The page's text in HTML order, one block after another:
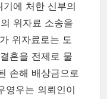
에 처한 신부의
위자료 소송을
위자료로는 도
혼을 전제로 물
손해 배상금으로
영우는 의뢰인이